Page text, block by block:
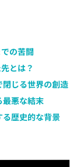
の苦闘
とは？
じる世界の創造
最悪な結末
る歴史的な背景